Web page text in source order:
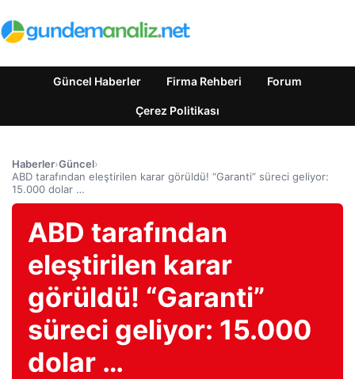
Güncel Haberler Firma Rehberi Forum
Çerez Politikası
Haberler›Güncel›
ABD tarafından eleştirilen karar görüldü! “Garanti” süreci geliyor:
15.000 dolar …
ABD tarafından
eleştirilen karar
görüldü! “Garanti”
süreci geliyor: 15.000
dolar …